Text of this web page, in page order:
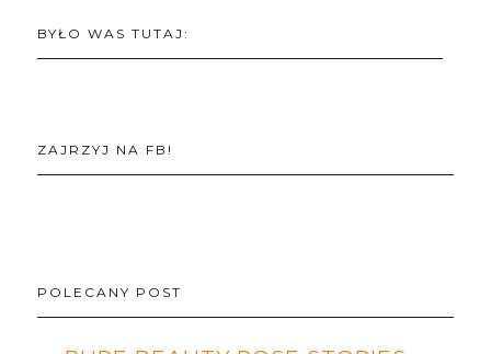
BYŁO WAS TUTAJ:
ZAJRZYJ NA FB!
POLECANY POST